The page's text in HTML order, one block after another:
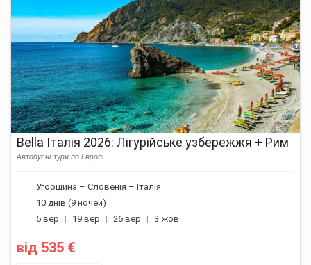
Bella Італія 2026: Лігурійське узбережжя + Рим
Автобусні тури по Европі
Угорщина – Словенія – Італія
10 днів (9 ночей)
5 вер
19 вер 26 вер 3 жов
від 535 €